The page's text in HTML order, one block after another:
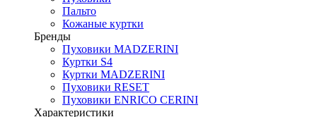
Пальто
Кожаные куртки
Бренды
Пуховики MADZERINI
Куртки S4
Куртки MADZERINI
Пуховики RESET
Пуховики ENRICO CERINI
Характеристики